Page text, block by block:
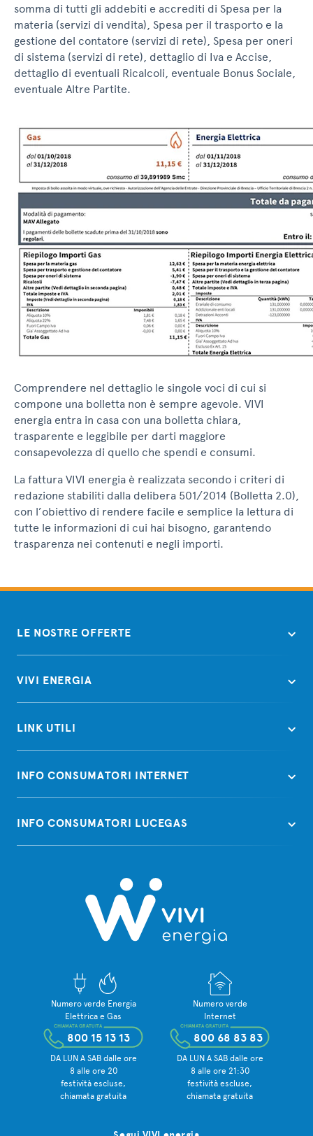
somma di tutti gli addebiti e accrediti di Spesa per la
materia (servizi di vendita), Spesa per il trasporto e la
gestione del contatore (servizi di rete), Spesa per oneri
di sistema (servizi di rete), dettaglio di Iva e Accise,
dettaglio di eventuali Ricalcoli, eventuale Bonus Sociale,
eventuale Altre Partite.
Comprendere nel dettaglio le singole voci di cui si
compone una bolletta non è sempre agevole. VIVI
energia entra in casa con una bolletta chiara,
trasparente e leggibile per darti maggiore
consapevolezza di quello che spendi e consumi.
La fattura VIVI energia è realizzata secondo i criteri di
redazione stabiliti dalla delibera 501/2014 (Bolletta 2.0),
con l’obiettivo di rendere facile e semplice la lettura di
tutte le informazioni di cui hai bisogno, garantendo
trasparenza nei contenuti e negli importi.
LE NOSTRE OFFERTE
VIVI ENERGIA
LINK UTILI
INFO CONSUMATORI INTERNET
INFO CONSUMATORI LUCEGAS
Numero verde Energia
Elettrica e Gas
800 15 13 13
CHIAMATA GRATUITA
DA LUN A SAB dalle ore
8 alle ore 20
festività escluse,
chiamata gratuita
Numero verde
Internet
800 68 83 83
CHIAMATA GRATUITA
DA LUN A SAB dalle ore
8 alle ore 21:30
festività escluse,
chiamata gratuita